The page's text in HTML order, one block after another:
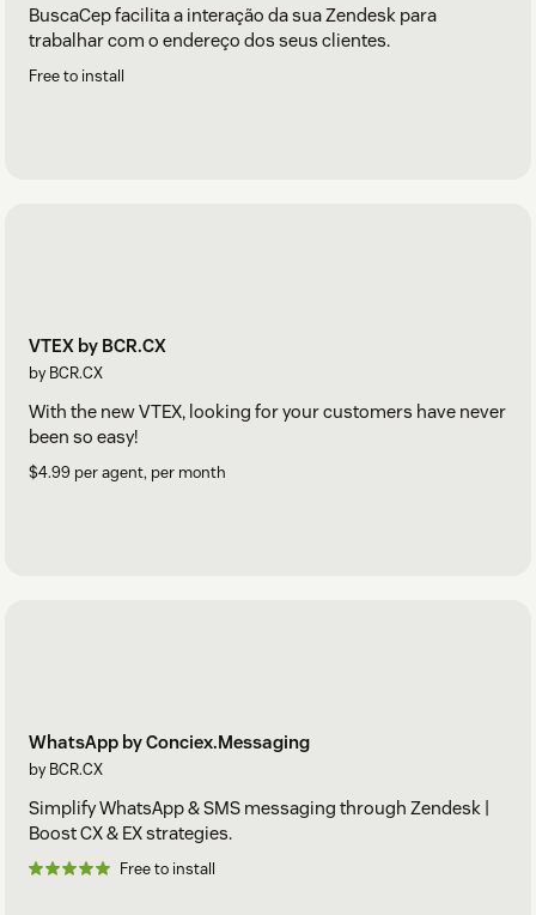
BuscaCep facilita a interação da sua Zendesk para
trabalhar com o endereço dos seus clientes.
Free to install
VTEX by BCR.CX
by BCR.CX
With the new VTEX, looking for your customers have never
been so easy!
$4.99 per agent, per month
WhatsApp by Conciex.Messaging
by BCR.CX
Simplify WhatsApp & SMS messaging through Zendesk |
Boost CX & EX strategies.
Free to install